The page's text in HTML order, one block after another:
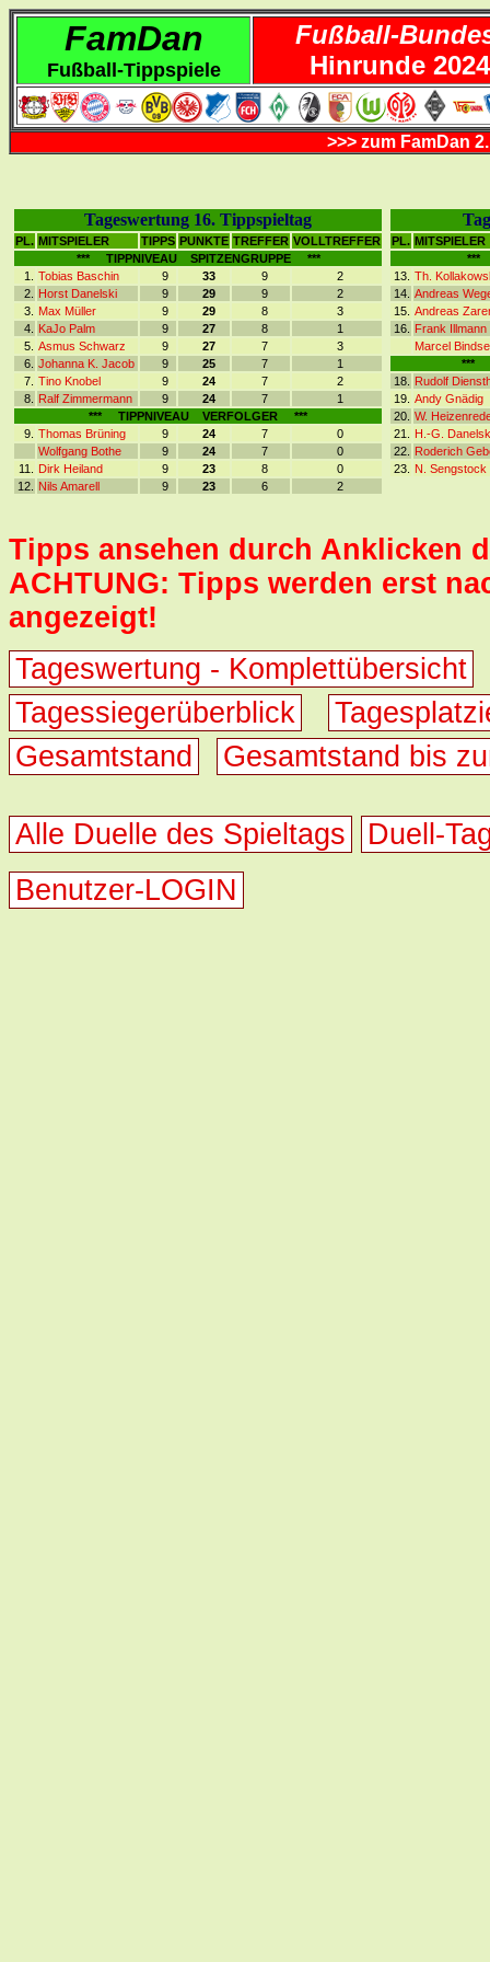
FamDan
Fußball-Tippspiele
Fußball-
Hinrunde
>>> zum FamDan
Tageswertung 16. Tippspieltag
PL. MITSPIELER TIPPS PUNKTE TREFFER VOLLTREFFER
*** TIPPNIVEAU SPITZENGRUPPE ***
1.
Tobias Baschin 9 33 9
2
2.
Horst Danelski 9 29 9
2
3.
Max Müller 9 29 8
3
4.
KaJo Palm 9 27 8
1
5. Asmus Schwarz 9 27 7
3
6. Johanna K. Jacob 9 25 7
1
7. Tino Knobel 9 24 7
2
8.
Ralf Zimmermann 9 24 7
1
*** TIPPNIVEAU VERFOLGER ***
9. Thomas Brüning 9 24 7
0
Wolfgang Bothe
9 24 7
0
11.
Dirk Heiland 9 23 8
0
12.
Nils Amarell 9 23 6 2
PL.
***
13. Th.
14. Andreas
15. Andreas
16.
Frank Illmann
Marcel
***
18.
Rudolf
19. Andy Gnädig
20. W.
21.
H.-G.
22.
Roderich
23.
N. Sengstock
Tipps ansehen durch Anklicken
ACHTUNG: Tipps werden erst
angezeigt!
Tageswertung - Komplettübersicht
Tagessiegerüberblick
Gesamtstand
Gesamtstand bis
Alle Duelle des Spieltags
Duell-
Benutzer-LOGIN